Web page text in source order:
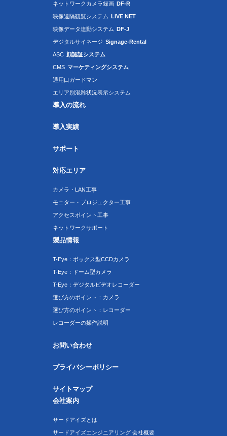
ネットワークカメラ録画 DF-R
映像遠隔観覧システム LIVE NET
映像データ連動システム DF-J
デジタルサイネージ Signage-Rental
ASC 顔認証システム
CMS マーケティングシステム
通用口ガードマン
エリア別混雑状況表示システム
導入の流れ
導入実績
サポート
対応エリア
カメラ・LAN工事
モニター・プロジェクター工事
アクセスポイント工事
ネットワークサポート
製品情報
T-Eye：ボックス型CCDカメラ
T-Eye：ドーム型カメラ
T-Eye：デジタルビデオレコーダー
選び方のポイント：カメラ
選び方のポイント：レコーダー
レコーダーの操作説明
お問い合わせ
プライバシーポリシー
サイトマップ
会社案内
サードアイズとは
サードアイズエンジニアリング 会社概要